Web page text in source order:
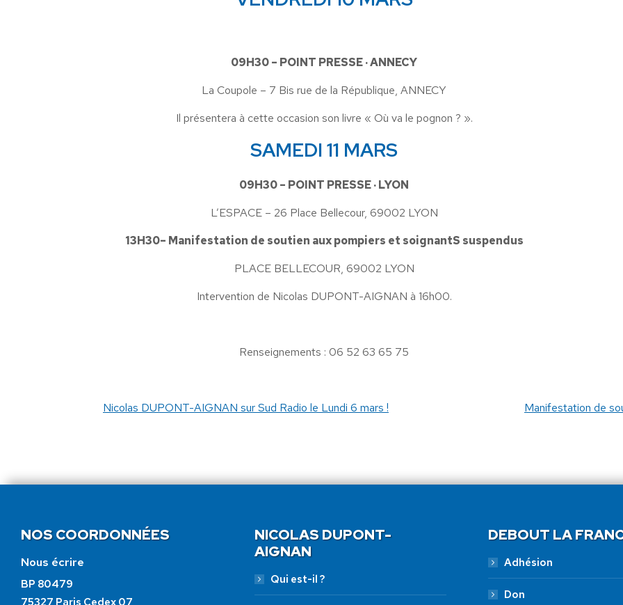
09H30 – POINT PRESSE · ANNECY
La Coupole – 7 Bis rue de la République, ANNECY
Il présentera à cette occasion son livre « Où va le pognon ? ».
SAMEDI 11 MARS
09H30 – POINT PRESSE · LYON
L’ESPACE – 26 Place Bellecour, 69002 LYON
13H30– Manifestation de soutien aux pompiers et soignantS suspendus
PLACE BELLECOUR, 69002 LYON
Intervention de Nicolas DUPONT-AIGNAN à 16h00.
Renseignements : 06 52 63 65 75‬
Nicolas DUPONT-AIGNAN sur Sud Radio le Lundi 6 mars ! Manifestation de
NOS COORDONNÉES
Nous écrire
BP 80479
75327 Paris Cedex 07
NICOLAS DUPONT-
AIGNAN
Qui est-il ?
DEBOUT LA
Adhésion
Don